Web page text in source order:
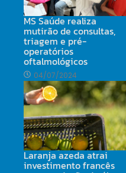
MS Saúde realiza
mutirão de consultas,
triagem e pré-
operatórios
oftalmológicos
04/07/2024
Laranja azeda atrai
investimento francês